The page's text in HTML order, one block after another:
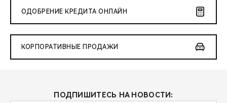
ОДОБРЕНИЕ КРЕДИТА ОНЛАЙН
КОРПОРАТИВНЫЕ ПРОДАЖИ
ПОДПИШИТЕСЬ НА НОВОСТИ: